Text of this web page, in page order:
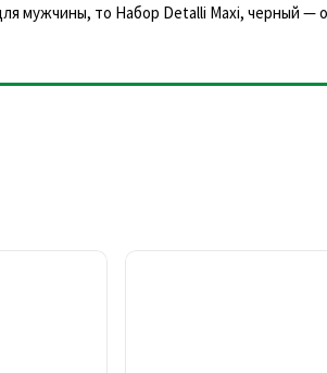
мужчины, то Набор Detalli Maxi, черный —